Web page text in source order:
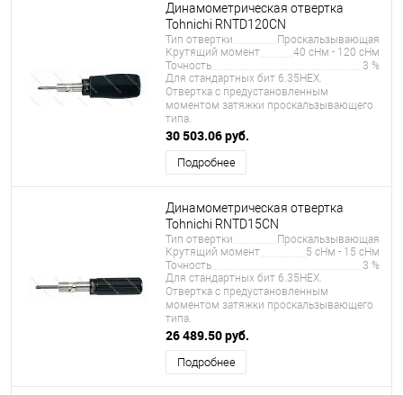
Динамометрическая отвертка
Tohnichi RNTD120CN
Тип отвертки
Проскальзывающая
Крутящий момент
40 сНм - 120 сНм
Точность
3 %
Для стандартных бит 6.35HEX.
Отвертка с предустановленным
моментом затяжки проскальзывающего
типа.
30 503.06 руб.
Подробнее
Динамометрическая отвертка
Tohnichi RNTD15CN
Тип отвертки
Проскальзывающая
Крутящий момент
5 сНм - 15 сНм
Точность
3 %
Для стандартных бит 6.35HEX.
Отвертка с предустановленным
моментом затяжки проскальзывающего
типа.
26 489.50 руб.
Подробнее